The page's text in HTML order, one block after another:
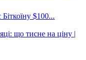
$100...